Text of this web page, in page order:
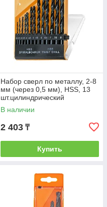
Набор сверл по металлу, 2-8
мм (через 0,5 мм), HSS, 13
шт.цилиндрический
хвостовик// SPARTA
В наличии
2 403 ₸
Купить